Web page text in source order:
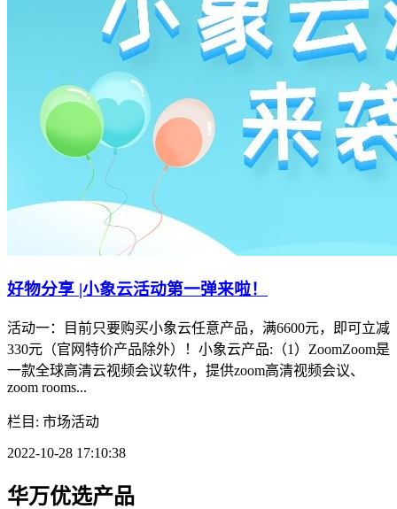
好物分享 |小象云活动第一弹来啦！
活动一：目前只要购买小象云任意产品，满6600元，即可立减
330元（官网特价产品除外）！小象云产品:（1）ZoomZoom是
一款全球高清云视频会议软件，提供zoom高清视频会议、
zoom rooms...
栏目: 市场活动
2022-10-28 17:10:38
华万优选产品